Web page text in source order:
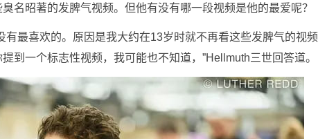
名昭著的发脾气视频。但他有没有哪一段视频是他的最爱呢？
有最喜欢的。原因是我大约在13岁时就不再看这些发脾气的视频
到一个标志性视频，我可能也不知道，”Hellmuth三世回答道。